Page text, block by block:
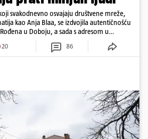
svakodnevno osvajaju društvene mreže,
kao Anja Blaa, se izdvojila autentičnošću
u Doboju, a sada s adresom u
discipline i mladenačke energije
20 86